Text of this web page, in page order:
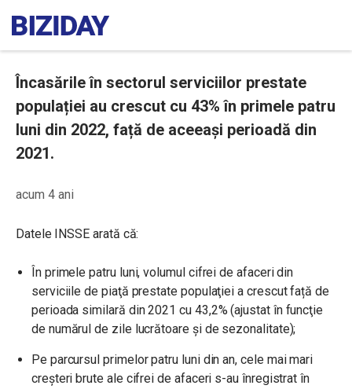
Încasările în sectorul serviciilor prestate
populației au crescut cu 43% în primele patru
luni din 2022, față de aceeași perioadă din
2021.
acum 4 ani
Datele INSSE arată că:
În primele patru luni, volumul cifrei de afaceri din
serviciile de piaţă prestate populaţiei a crescut față de
perioada similară din 2021 cu 43,2% (ajustat în funcţie
de numărul de zile lucrătoare și de sezonalitate);
Pe parcursul primelor patru luni din an, cele mai mari
creșteri brute ale cifrei de afaceri s-au înregistrat în